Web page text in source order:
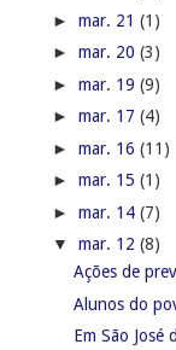
► mar. 21 (1)
► mar. 20 (3)
► mar. 19 (9)
► mar. 17 (4)
► mar. 16 (11)
► mar. 15 (1)
► mar. 14 (7)
▼ mar. 12 (8)
Ações de
Alunos do
Em São José